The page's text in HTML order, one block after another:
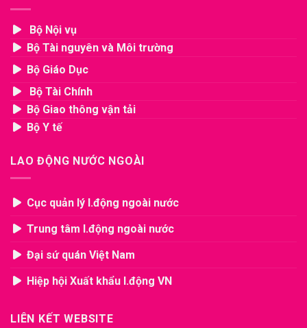
Bộ Nội vụ
Bộ Tài nguyên và Môi trường
Bộ Giáo Dục
Bộ Tài Chính
Bộ Giao thông vận tải
Bộ Y tế
LAO ĐỘNG NƯỚC NGOÀI
Cục quản lý l.động ngoài nước
Trung tâm l.động ngoài nước
Đại sứ quán Việt Nam
Hiệp hội Xuất khẩu l.động VN
LIÊN KẾT WEBSITE